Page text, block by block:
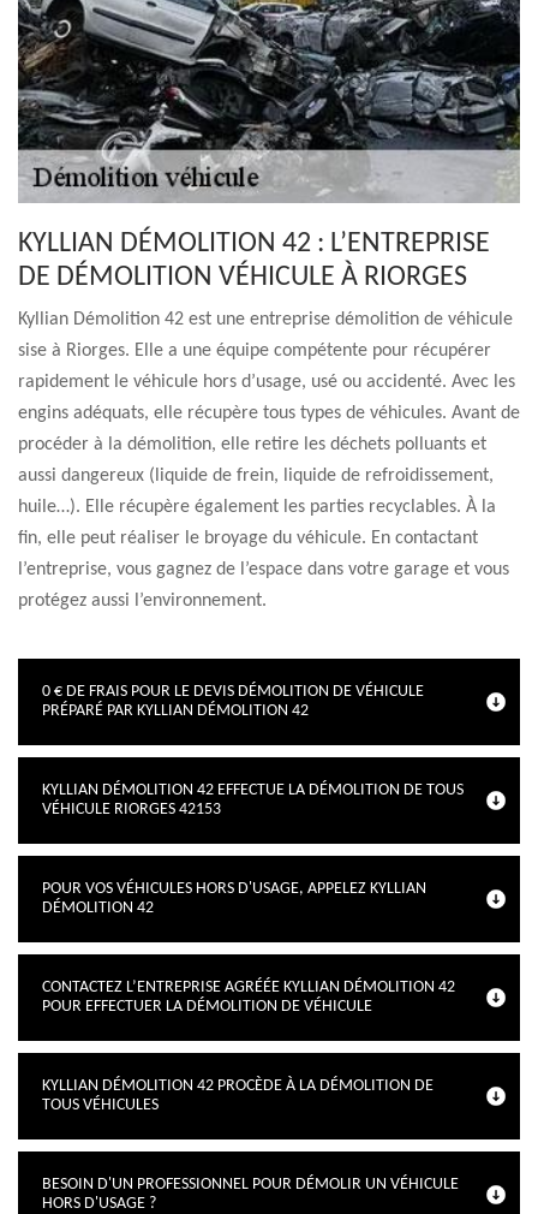
KYLLIAN DÉMOLITION 42 : L’ENTREPRISE
DE DÉMOLITION VÉHICULE À RIORGES
Kyllian Démolition 42 est une entreprise démolition de véhicule
sise à Riorges. Elle a une équipe compétente pour récupérer
rapidement le véhicule hors d’usage, usé ou accidenté. Avec les
engins adéquats, elle récupère tous types de véhicules. Avant de
procéder à la démolition, elle retire les déchets polluants et
aussi dangereux (liquide de frein, liquide de refroidissement,
huile…). Elle récupère également les parties recyclables. À la
fin, elle peut réaliser le broyage du véhicule. En contactant
l’entreprise, vous gagnez de l’espace dans votre garage et vous
protégez aussi l’environnement.
0 € DE FRAIS POUR LE DEVIS DÉMOLITION DE VÉHICULE
PRÉPARÉ PAR KYLLIAN DÉMOLITION 42
KYLLIAN DÉMOLITION 42 EFFECTUE LA DÉMOLITION DE TOUS
VÉHICULE RIORGES 42153
POUR VOS VÉHICULES HORS D'USAGE, APPELEZ KYLLIAN
DÉMOLITION 42
CONTACTEZ L’ENTREPRISE AGRÉÉE KYLLIAN DÉMOLITION 42
POUR EFFECTUER LA DÉMOLITION DE VÉHICULE
KYLLIAN DÉMOLITION 42 PROCÈDE À LA DÉMOLITION DE
TOUS VÉHICULES
BESOIN D'UN PROFESSIONNEL POUR DÉMOLIR UN VÉHICULE
HORS D'USAGE ?